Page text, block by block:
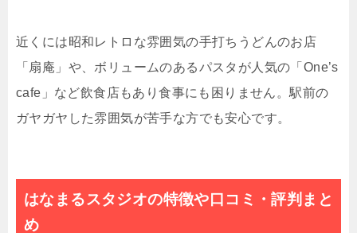
近くには昭和レトロな雰囲気の手打ちうどんのお店
「扇庵」や、ボリュームのあるパスタが人気の「One’s
cafe」など飲食店もあり食事にも困りません。駅前の
ガヤガヤした雰囲気が苦手な方でも安心です。
はなまるスタジオの特徴や口コミ・評判まと
め